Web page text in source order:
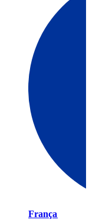
França​​